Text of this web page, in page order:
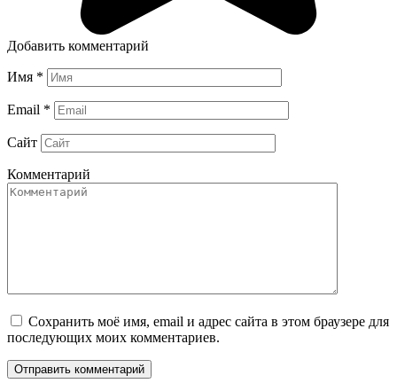
Добавить комментарий
Имя *
Email *
Сайт
Комментарий
Сохранить моё имя, email и адрес сайта в этом браузере для
последующих моих комментариев.